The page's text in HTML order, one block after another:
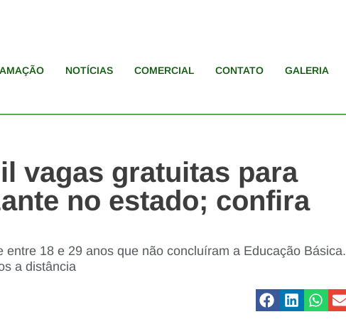
NOTÍCIAS COMERCIAL CONTATO GALERIA
vagas gratuitas para
no estado; confira
18 e 29 anos que não concluíram a Educação Básica.
a distância